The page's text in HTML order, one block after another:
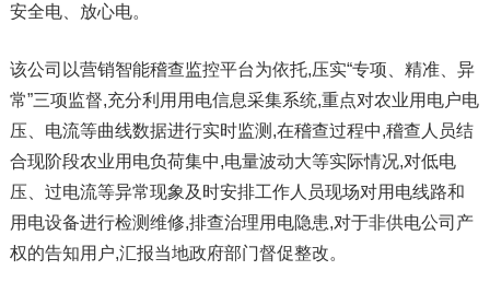
安全电、放心电。
该公司以营销智能稽查监控平台为依托,压实“专项、精准、异
常”三项监督,充分利用用电信息采集系统,重点对农业用电户电
压、电流等曲线数据进行实时监测,在稽查过程中,稽查人员结
合现阶段农业用电负荷集中,电量波动大等实际情况,对低电
压、过电流等异常现象及时安排工作人员现场对用电线路和
用电设备进行检测维修,排查治理用电隐患,对于非供电公司产
权的告知用户,汇报当地政府部门督促整改。